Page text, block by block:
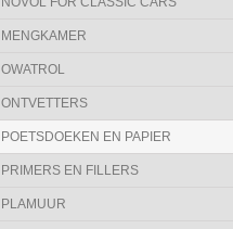
MENGKAMER
OWATROL
ONTVETTERS
POETSDOEKEN EN PAPIER
PRIMERS EN FILLERS
PLAMUUR